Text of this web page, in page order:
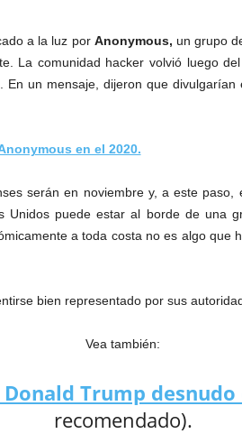
a la luz por Anonymous, un grupo
La comunidad hacker volvió luego
En un mensaje, dijeron que divulgarían
en el 2020.
serán en noviembre y, a este
Unidos puede estar al borde de una
a toda costa no es algo que
bien representado por sus
Vea también:
Trump desnudo
recomendado).